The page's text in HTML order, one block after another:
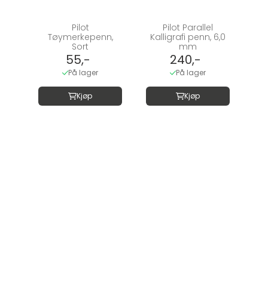
Pilot
Tøymerkepenn,
Sort
55,-
På lager
Kjøp
Pilot Parallel
Kalligrafi penn, 6,0
mm
240,-
På lager
Kjøp